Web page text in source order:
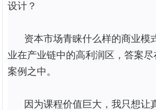
设计？
资本市场青睐什么样的商业模
业在产业链中的高利润区，答案尽
案例之中。
因为课程价值巨大，我只想让